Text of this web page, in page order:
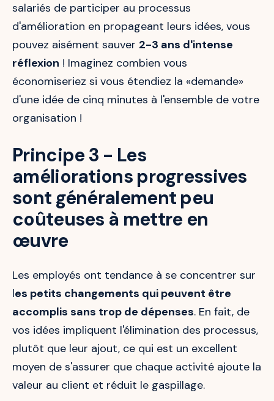
salariés de participer au processus
d'amélioration en propageant leurs idées, vous
pouvez aisément sauver 2-3 ans d'intense
réflexion ! Imaginez combien vous
économiseriez si vous étendiez la «demande»
d'une idée de cinq minutes à l'ensemble de votre
organisation !
Principe 3 - Les
améliorations progressives
sont généralement peu
coûteuses à mettre en
œuvre
Les employés ont tendance à se concentrer sur
les petits changements qui peuvent être
accomplis sans trop de dépenses. En fait, de
vos idées impliquent l'élimination des processus,
plutôt que leur ajout, ce qui est un excellent
moyen de s'assurer que chaque activité ajoute la
valeur au client et réduit le gaspillage.